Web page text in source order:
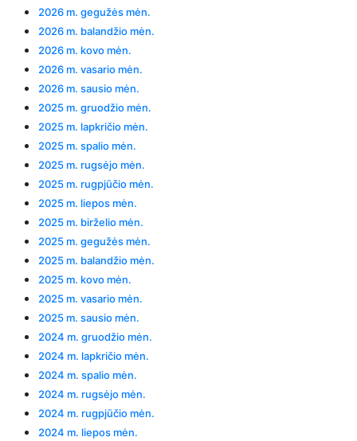
2026 m. gegužės mėn.
2026 m. balandžio mėn.
2026 m. kovo mėn.
2026 m. vasario mėn.
2026 m. sausio mėn.
2025 m. gruodžio mėn.
2025 m. lapkričio mėn.
2025 m. spalio mėn.
2025 m. rugsėjo mėn.
2025 m. rugpjūčio mėn.
2025 m. liepos mėn.
2025 m. birželio mėn.
2025 m. gegužės mėn.
2025 m. balandžio mėn.
2025 m. kovo mėn.
2025 m. vasario mėn.
2025 m. sausio mėn.
2024 m. gruodžio mėn.
2024 m. lapkričio mėn.
2024 m. spalio mėn.
2024 m. rugsėjo mėn.
2024 m. rugpjūčio mėn.
2024 m. liepos mėn.